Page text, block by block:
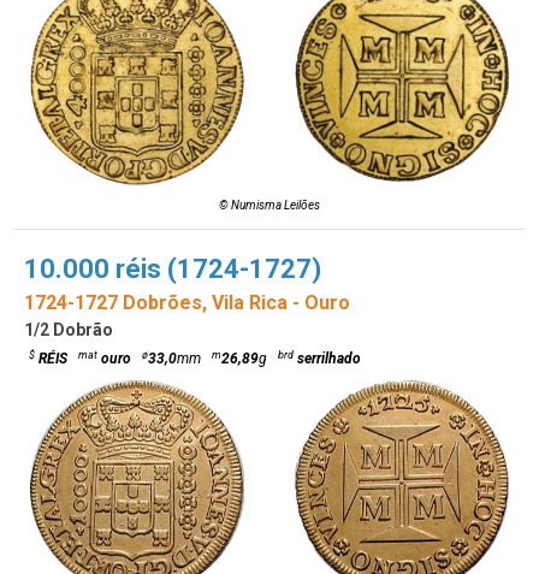
© Numisma Leilões
10.000 réis (1724-1727)
1724-1727 Dobrões, Vila Rica - Ouro
1/2 Dobrão
$ RÉIS mat ouro ø33,0mm m26,89g brd serrilhado